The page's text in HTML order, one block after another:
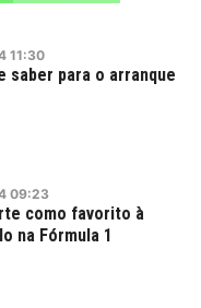
11:30
saber para o arranque
09:23
como favorito à
na Fórmula 1